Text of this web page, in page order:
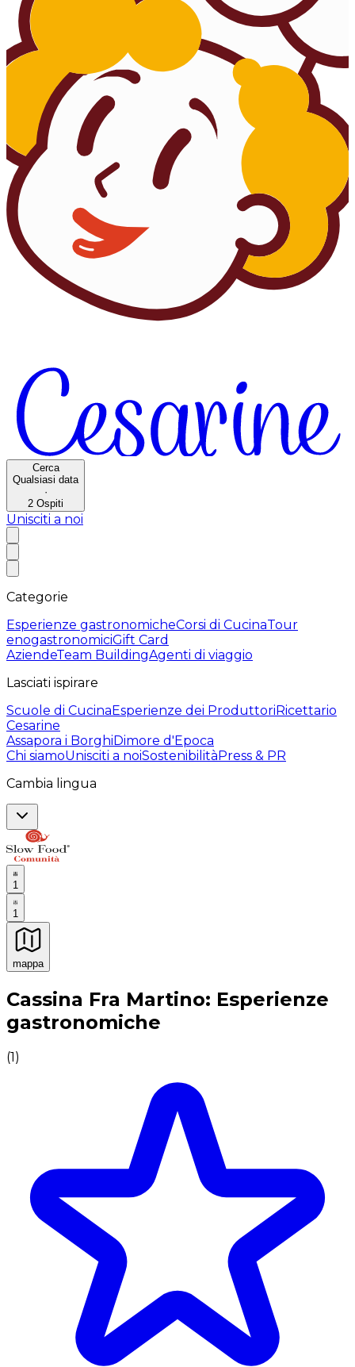
Cerca
Qualsiasi data
·
2 Ospiti
Unisciti a noi
Categorie
Esperienze gastronomicheCorsi di CucinaTour
enogastronomiciGift Card
AziendeTeam BuildingAgenti di viaggio
Lasciati ispirare
Scuole di CucinaEsperienze dei ProduttoriRicettario
Cesarine
Assapora i BorghiDimore d'Epoca
Chi siamoUnisciti a noiSostenibilitàPress & PR
Cambia lingua
1
1
mappa
Esperienze culinarie indimenticabili: Esperienze
Cassina Fra Martino: Esperienze
gastronomiche
(1)